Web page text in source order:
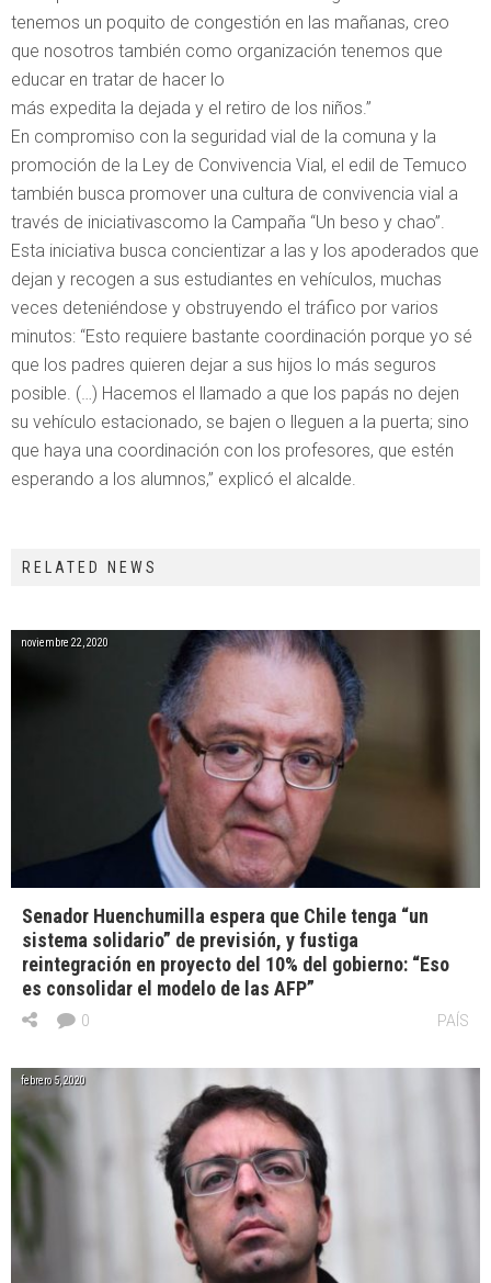
tenemos un poquito de congestión en las mañanas, creo
que nosotros también como organización tenemos que
educar en tratar de hacer lo
más expedita la dejada y el retiro de los niños.”
En compromiso con la seguridad vial de la comuna y la
promoción de la Ley de Convivencia Vial, el edil de Temuco
también busca promover una cultura de convivencia vial a
través de iniciativascomo la Campaña “Un beso y chao”.
Esta iniciativa busca concientizar a las y los apoderados que
dejan y recogen a sus estudiantes en vehículos, muchas
veces deteniéndose y obstruyendo el tráfico por varios
minutos: “Esto requiere bastante coordinación porque yo sé
que los padres quieren dejar a sus hijos lo más seguros
posible. (…) Hacemos el llamado a que los papás no dejen
su vehículo estacionado, se bajen o lleguen a la puerta; sino
que haya una coordinación con los profesores, que estén
esperando a los alumnos,” explicó el alcalde.
RELATED NEWS
noviembre 22, 2020
Senador Huenchumilla espera que Chile tenga “un
sistema solidario” de previsión, y fustiga
reintegración en proyecto del 10% del gobierno: “Eso
es consolidar el modelo de las AFP”
PAÍS
0
febrero 5, 2020